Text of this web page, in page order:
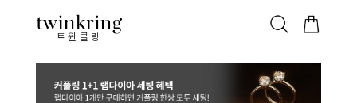
트윈클링
ALL 베스트 안쪽막음 웨딩/다이아 가드링/반지